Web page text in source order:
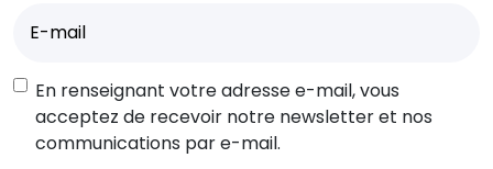
mail(Nécessaire)
RGPD
En renseignant votre adresse e-mail, vous
acceptez de recevoir notre newsletter et nos
communications par e-mail.